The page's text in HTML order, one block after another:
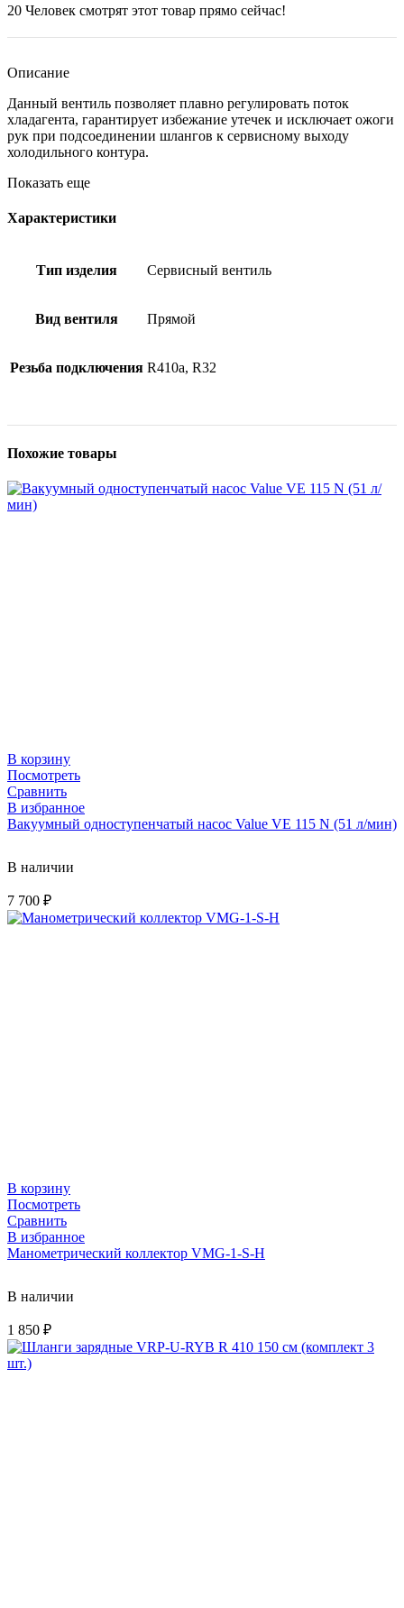
20 Человек смотрят этот товар прямо сейчас!
Описание
Данный вентиль позволяет плавно регулировать поток
хладагента, гарантирует избежание утечек и исключает ожоги
рук при подсоединении шлангов к сервисному выходу
холодильного контура.
Показать еще
Характеристики
Тип изделия Сервисный вентиль
Вид вентиля Прямой
Резьба подключения R410a, R32
Похожие товары
В корзину
Посмотреть
Сравнить
В избранное
Вакуумный одноступенчатый насос Value VЕ 115 N (51 л/мин)
В наличии
7 700 ₽
В корзину
Посмотреть
Сравнить
В избранное
Манометрический коллектор VMG-1-S-H
В наличии
1 850 ₽